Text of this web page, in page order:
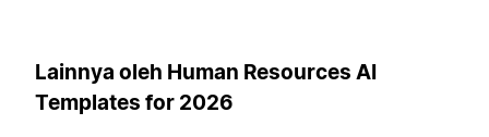
Lainnya oleh Human Resources AI
Templates for 2026